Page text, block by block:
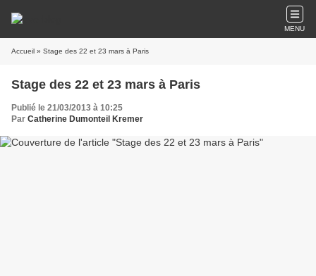
MENU
Accueil » Stage des 22 et 23 mars à Paris
Stage des 22 et 23 mars à Paris
Publié le 21/03/2013 à 10:25
Par Catherine Dumonteil Kremer